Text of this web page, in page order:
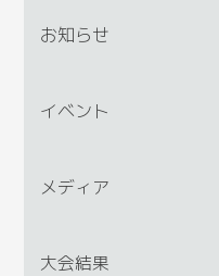
お知らせ
イベント
メディア
大会結果